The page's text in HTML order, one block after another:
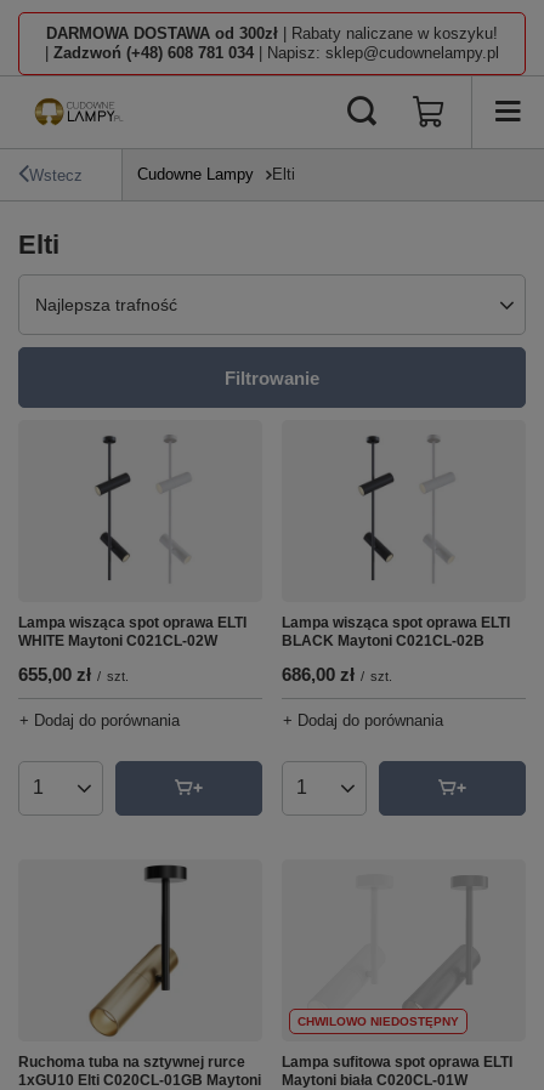
DARMOWA DOSTAWA od 300zł | Rabaty naliczane w koszyku!
Zadzwoń (+48) 608 781 034 | Napisz: sklep@cudownelampy.pl
Wstecz Cudowne Lampy Elti
Elti
Zmień sortowanie
Najlepsza trafność
Filtrowanie
Lampa wisząca spot oprawa ELTI
WHITE Maytoni C021CL-02W
655,00 zł / szt.
+ Dodaj do porównania
Ilość produktów
Lampa wisząca spot oprawa ELTI
BLACK Maytoni C021CL-02B
686,00 zł / szt.
+ Dodaj do porównania
Ilość produktów
Ruchoma tuba na sztywnej rurce
1xGU10 Elti C020CL-01GB Maytoni
CHWILOWO NIEDOSTĘPNY
Lampa sufitowa spot oprawa ELTI
Maytoni biała C020CL-01W